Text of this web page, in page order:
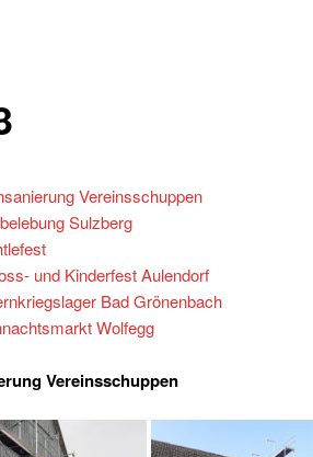
Vereinsschuppen
Sulzberg
und Kinderfest Aulendorf
Bad Grönenbach
Wolfegg
Vereinsschuppen